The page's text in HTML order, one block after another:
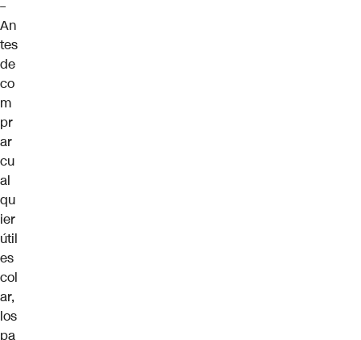
–
An
tes
de
co
m
pr
ar
cu
al
qu
ier
útil
es
col
ar,
los
pa